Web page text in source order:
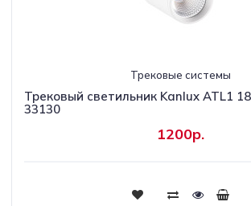
Трековые системы
Трековый светильник Kanlux ATL1
33130
1200р.